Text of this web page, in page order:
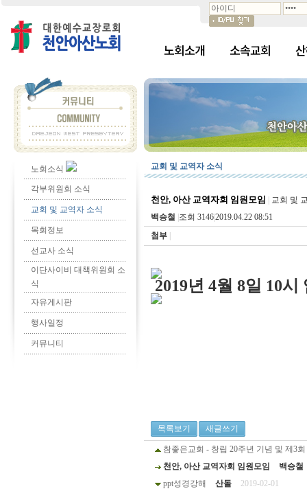
노회소개 소속교회
노회소식
각부위원회 소식
교회 및 교역자 소식
목회정보
선교사 소식
이단사이비 대책위원회 소
식
자유게시판
행사일정
커뮤니티
교회 및 교역자 소식
천안, 아산 교역자회 임원모임
교회 및
백승철 조회 31462019.04.22 08:51
첨부
2019년 4월 8일 10
목록보기 새글쓰기
참좋은교회 - 창립 20주년 기념 및 제3
천안, 아산 교역자회 임원모임
백승철
ppt성경강해
산돌 2019-02-01